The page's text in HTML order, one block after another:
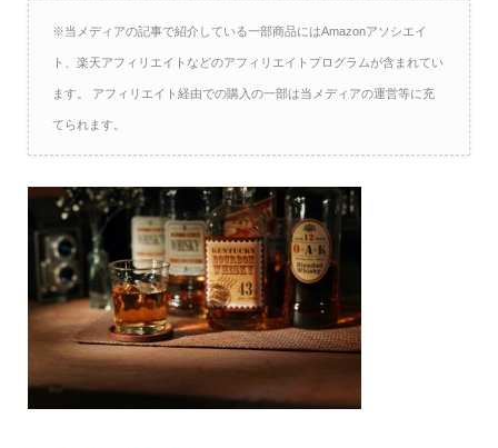
※当メディアの記事で紹介している一部商品にはAmazonアソシエイ
ト、楽天アフィリエイトなどのアフィリエイトプログラムが含まれてい
ます。 アフィリエイト経由での購入の一部は当メディアの運営等に充
てられます。